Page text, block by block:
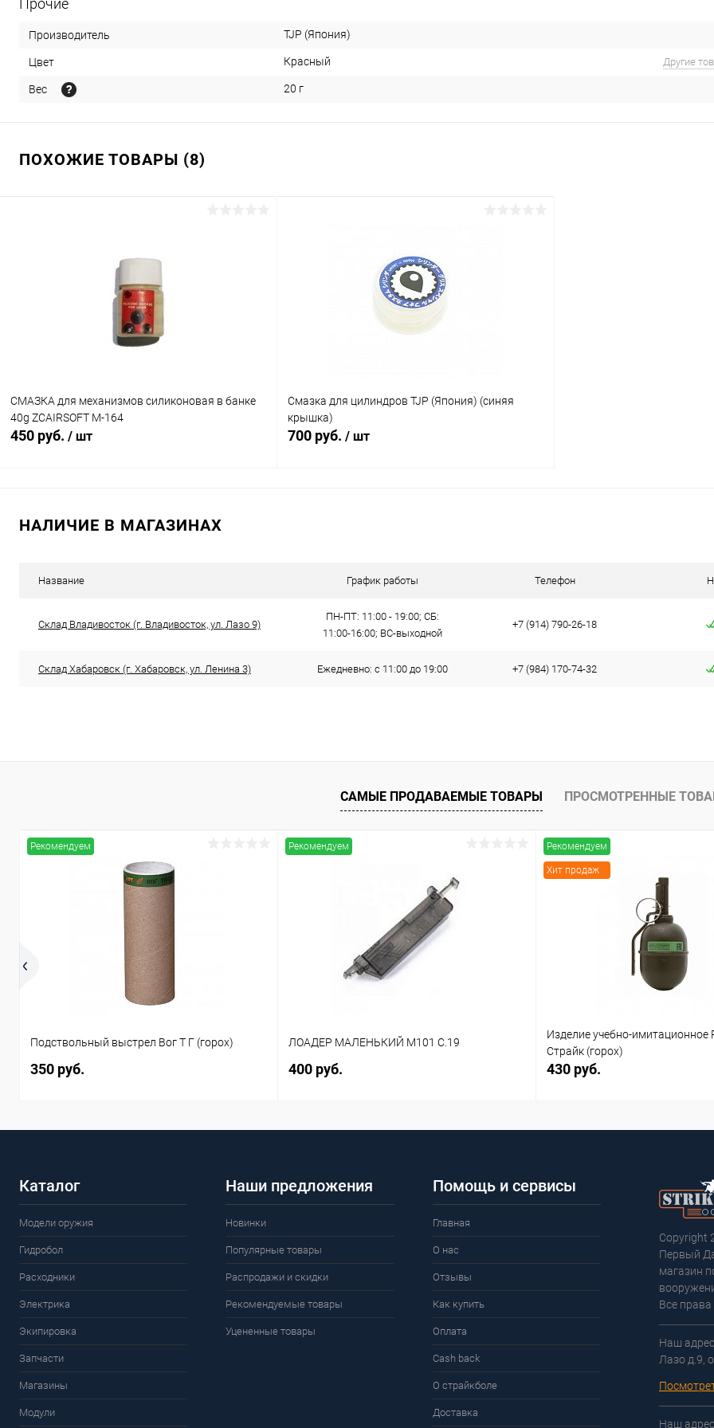
Прочие
Производитель TJP (Япония)
Цвет Красный Другие
Вес 20 г
ПОХОЖИЕ ТОВАРЫ (8)
СМАЗКА для механизмов силиконовая в банке
40g ZCAIRSOFT M-164
450 руб. / шт
Смазка для цилиндров TJP (Япония) (синяя
крышка)
700 руб. / шт
НАЛИЧИЕ В МАГАЗИНАХ
Название График работы Телефон
Склад Владивосток (г. Владивосток, ул. Лазо 9)
ПН-ПТ: 11:00 - 19:00; СБ:
11:00-16:00; ВС-выходной
+7 (914) 790-26-18
Склад Хабаровск (г. Хабаровск, ул. Ленина 3) Ежедневно: с 11:00 до 19:00 +7 (984) 170-74-32
САМЫЕ ПРОДАВАЕМЫЕ ТОВАРЫ ПРОСМОТРЕННЫЕ
Рекомендуем
Подствольный выстрел Вог Т Г (горох)
350 руб.
Рекомендуем
ЛОАДЕР МАЛЕНЬКИЙ M101 C.19
400 руб.
Рекомендуем
Хит продаж
Изделие учебно-имитационное
Страйк (горох)
430 руб.
Каталог
Модели оружия
Гидробол
Расходники
Электрика
Экипировка
Запчасти
Магазины
Модули
Наши предложения
Новинки
Популярные товары
Распродажи и скидки
Рекомендуемые товары
Уцененные товары
Помощь и сервисы
Главная
О нас
Отзывы
Как купить
Оплата
Cash back
О страйкболе
Доставка
Copyright
Первый
магазин
Все
Наш
Лазо д.9,
Наш